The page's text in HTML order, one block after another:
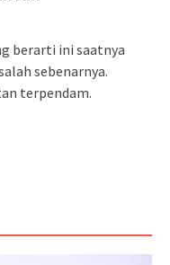
berarti ini saatnya
sebenarnya.
terpendam.